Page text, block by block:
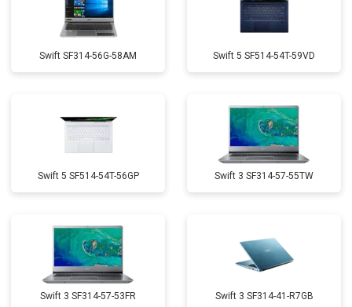
Swift SF314-56G-58AM Swift 5 SF514-54T-59VD
Swift 5 SF514-54T-56GP Swift 3 SF314-57-55TW
Swift 3 SF314-57-53FR Swift 3 SF314-41-R7GB